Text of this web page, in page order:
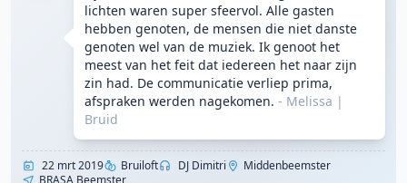
lichten waren super sfeervol. Alle gasten
hebben genoten, de mensen die niet danste
genoten wel van de muziek. Ik genoot het
meest van het feit dat iedereen het naar zijn
zin had. De communicatie verliep prima,
afspraken werden nagekomen. - Melissa |
Bruid
22 mrt 2019 Bruiloft DJ Dimitri
Middenbeemster
BRASA Beemster